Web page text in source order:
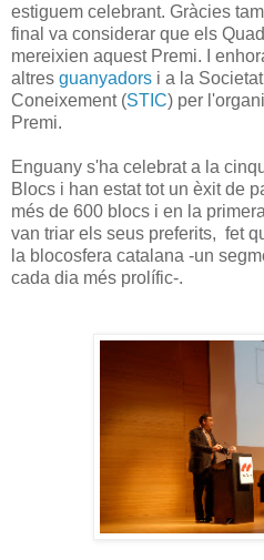
estiguem celebrant. Gràcies
final va considerar que els
mereixien aquest Premi. I
altres guanyadors i a la
Coneixement (STIC) per
Premi.
Enguany s'ha celebrat a la
Blocs i han estat tot un èxit de
més de 600 blocs i en la
van triar els seus preferits, fet
la blocosfera catalana -un
cada dia més prolífic-.